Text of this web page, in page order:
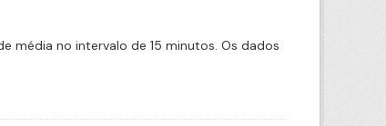
média no intervalo de 15 minutos. Os dados